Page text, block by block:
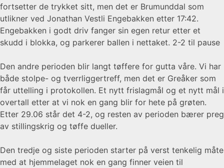
fortsetter de trykket sitt, men det er Brumunddal som
utlikner ved Jonathan Vestli Engebakken etter 17:42.
Engebakken i godt driv fanger sin egen retur etter et
skudd i blokka, og parkerer ballen i nettaket. 2-2 til pause
Den andre perioden blir langt tøffere for gutta våre. Vi har
både stolpe- og tverrliggertreff, men det er Greåker som
får uttelling i protokollen. Et nytt frislagmål og et nytt mål i
overtall etter at vi nok en gang blir for hete på grøten.
Etter 29.06 står det 4-2, og resten av perioden bærer preg
av stillingskrig og tøffe dueller.
Den tredje og siste perioden starter på verst tenkelig måte
med at hjemmelaget nok en gang finner veien til